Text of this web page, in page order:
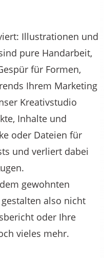
Illustrationen und
pure Handarbeit,
für Formen,
Ihrem Marketing
Kreativstudio
Inhalte und
oder Dateien für
und verliert dabei
gewohnten
also nicht
oder Ihre
vieles mehr.